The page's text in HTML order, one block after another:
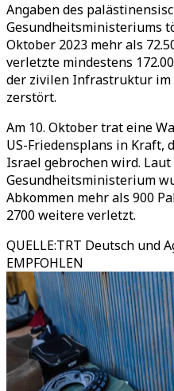
Angaben des
Gesundheitsministeriums
Oktober 2023 mehr als
verletzte mindestens
der zivilen Infrastruktur im
zerstört.
Am 10. Oktober trat eine
US-Friedensplans in Kraft,
Israel gebrochen wird.
Gesundheitsministerium
Abkommen mehr als 900
2700 weitere verletzt.
QUELLE:TRT Deutsch und
EMPFOHLEN